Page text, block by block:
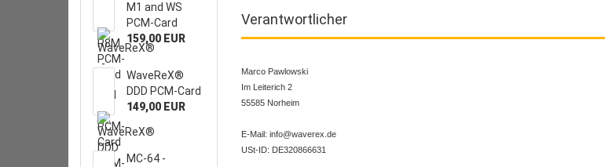
Verantwortlicher
Marco Pawlowski
Im Leiterich 2
55585 Norheim
E-Mail: info@waverex.de
USt-ID: DE320866631
M1 and WS
PCM-Card
159,00 EUR
WaveReX®
DDD PCM-Card
149,00 EUR
MC-64 -